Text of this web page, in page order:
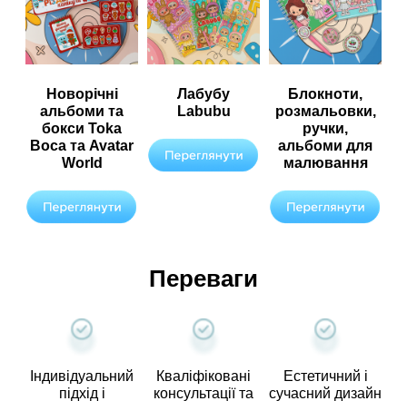
Новорічні
альбоми та
бокси Toka
Boca та Avatar
World
Лабубу
Labubu
Блокноти,
розмальовки,
ручки,
альбоми для
малювання
Переваги
Індивідуальний
підхід і
Кваліфіковані
консультації та
Естетичний і
сучасний дизайн